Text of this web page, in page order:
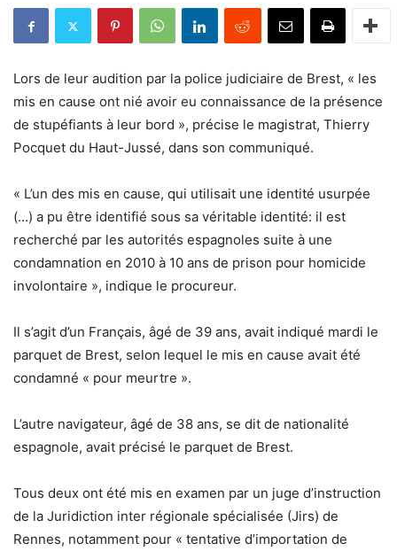
Lors de leur audition par la police judiciaire de Brest, « les
mis en cause ont nié avoir eu connaissance de la présence
de stupéfiants à leur bord », précise le magistrat, Thierry
Pocquet du Haut-Jussé, dans son communiqué.
« L’un des mis en cause, qui utilisait une identité usurpée
(…) a pu être identifié sous sa véritable identité: il est
recherché par les autorités espagnoles suite à une
condamnation en 2010 à 10 ans de prison pour homicide
involontaire », indique le procureur.
Il s’agit d’un Français, âgé de 39 ans, avait indiqué mardi le
parquet de Brest, selon lequel le mis en cause avait été
condamné « pour meurtre ».
L’autre navigateur, âgé de 38 ans, se dit de nationalité
espagnole, avait précisé le parquet de Brest.
Tous deux ont été mis en examen par un juge d’instruction
de la Juridiction inter régionale spécialisée (Jirs) de
Rennes, notamment pour « tentative d’importation de